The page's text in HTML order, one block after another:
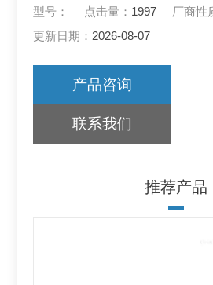
型号： 点击量： 1997 厂商性
更新日期： 2026-08-07
产品咨询
联系我们
推荐产品